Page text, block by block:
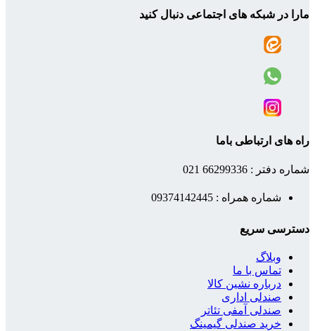
مارا در شبکه های اجتماعی دنبال کنید
راه های ارتباطی باما
شماره دفتر : 66299336 021
شماره همراه : 09374142445
دسترسی سریع
وبلاگ
تماس با ما
درباره نشین کالا
صندلی اداری
صندلی آمفی تئاتر
خرید صندلی گیمینگ